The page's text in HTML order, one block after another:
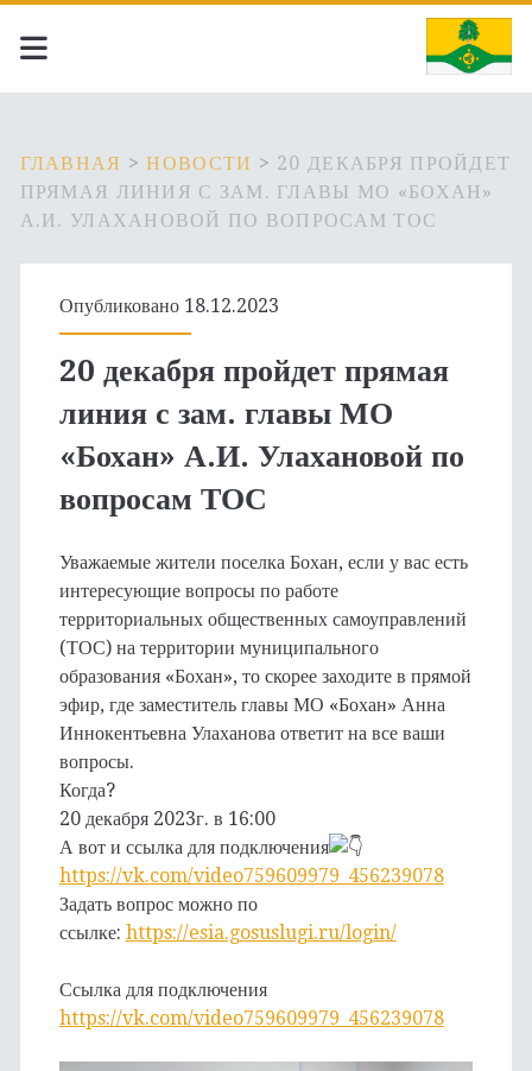
ГЛАВНАЯ >НОВОСТИ > 20 ДЕКАБРЯ ПРОЙДЕТ
ПРЯМАЯ ЛИНИЯ С ЗАМ. ГЛАВЫ МО «БОХАН»
А.И. УЛАХАНОВОЙ ПО ВОПРОСАМ ТОС
Опубликовано 18.12.2023
20 декабря пройдет прямая
линия с зам. главы МО
«Бохан» А.И. Улахановой по
вопросам ТОС
Уважаемые жители поселка Бохан, если у вас есть
интересующие вопросы по работе
территориальных общественных самоуправлений
(ТОС) на территории муниципального
образования «Бохан», то скорее заходите в прямой
эфир, где заместитель главы МО «Бохан» Анна
Иннокентьевна Улаханова ответит на все ваши
вопросы.
Когда?
20 декабря 2023г. в 16:00
А вот и ссылка для подключения
https://vk.com/video759609979_456239078
Задать вопрос можно по
ссылке: https://esia.gosuslugi.ru/login/
Ссылка для подключения
https://vk.com/video759609979_456239078